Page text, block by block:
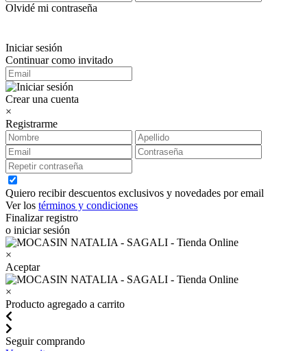
Olvidé mi contraseña
Iniciar sesión
Continuar como invitado
Crear una cuenta
×
Registrarme
Quiero recibir descuentos exclusivos y novedades por email
Ver los términos y condiciones
Finalizar registro
o iniciar sesión
×
Aceptar
×
Producto agregado a carrito
Seguir comprando